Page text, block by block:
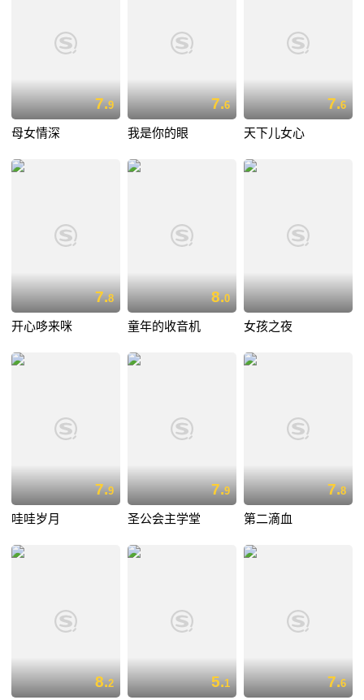
7.9
母女情深
7.6
我是你的眼
7.6
天下儿女心
7.8
开心哆来咪
8.0
童年的收音机 女孩之夜
7.9
哇哇岁月
7.9
圣公会主学堂
7.8
第二滴血
8.2 5.1 7.6